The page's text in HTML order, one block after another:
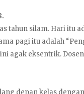
tahun silam. Hari itu
pagi itu adalah
agak eksentrik. Dosen